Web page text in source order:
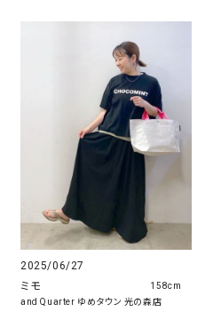
2025/06/27
ミモ
and Quarter ゆめタウン 光の森店
158cm